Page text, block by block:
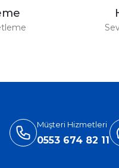
Müşteri Hizmetleri
0553 674 82 11